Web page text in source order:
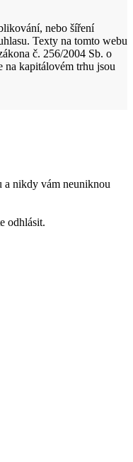
nebo šíření
Texty na tomto webu
č. 256/2004 Sb. o
na kapitálovém trhu jsou
a nikdy vám neuniknou
odhlásit.